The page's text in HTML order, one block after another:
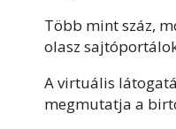
Több mint száz,
olasz
A virtuális
megmutatja a